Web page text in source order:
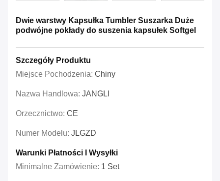
Dwie warstwy Kapsułka Tumbler Suszarka Duże
podwójne pokłady do suszenia kapsułek Softgel
Szczegóły Produktu
Miejsce Pochodzenia: Chiny
Nazwa Handlowa: JANGLI
Orzecznictwo: CE
Numer Modelu: JLGZD
Warunki Płatności I Wysyłki
Minimalne Zamówienie: 1 Set